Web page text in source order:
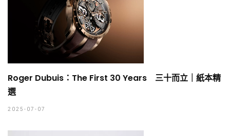
Roger Dubuis：The First 30 Years 三十而立｜紙本精
選
2025-07-07